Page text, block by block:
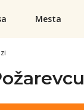
Mesta